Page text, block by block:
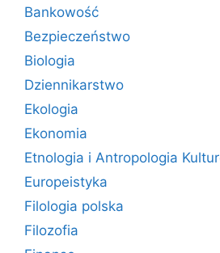
Bankowość
Bezpieczeństwo
Biologia
Dziennikarstwo
Ekologia
Ekonomia
Etnologia i Antropologia
Europeistyka
Filologia polska
Filozofia